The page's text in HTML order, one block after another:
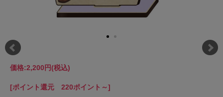
価格:2,200円(税込)
[ポイント還元 220ポイント～]